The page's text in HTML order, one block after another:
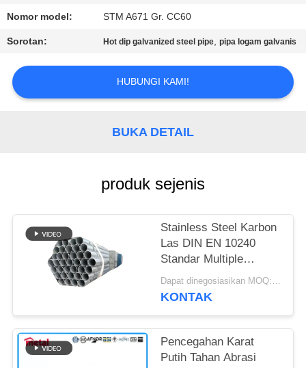
KASUS
Nomor model: STM A671 Gr. CC60
Sorotan: Hot dip galvanized steel pipe,pipa logam galvanis
HUBUNGI KAMI!
BUKA DETAIL
produk sejenis
Stainless Steel Karbon
Las DIN EN 10240
Standar Multiple
Diameter Hot Dip
Galvanized Tube untuk
Dapat dinegosiasikan MOQ:1 buah
KONTAK
Pencegahan Karat
Putih Tahan Abrasi